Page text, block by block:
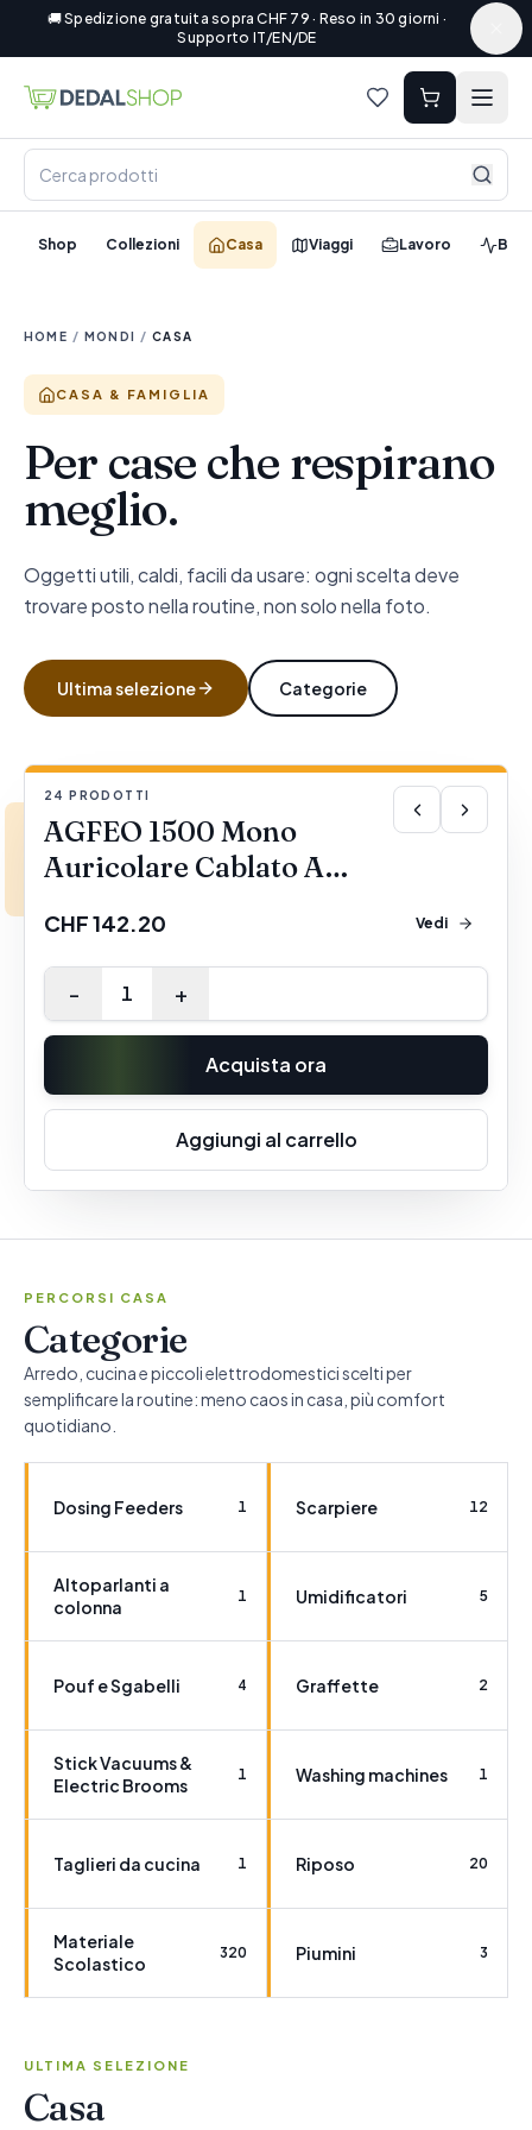
🚚 Spedizione gratuita sopra CHF 79 · Reso in 30 giorni ·
Supporto IT/EN/DE
Shop Collezioni Casa Viaggi Lavoro
HOME / MONDI / CASA
CASA & FAMIGLIA
Per case che respirano
meglio.
Oggetti utili, caldi, facili da usare: ogni scelta deve
trovare posto nella routine, non solo nella foto.
Ultima selezione Categorie
IN EVIDENZA
24 PRODOTTI
AGFEO 1500 Mono
Auricolare Cablato A
(AGFEO Headset 1500
Mono - headset)
CHF 142.20 Vedi
- 1 +
Acquista ora
Aggiungi al carrello
PERCORSI CASA
Categorie
Arredo, cucina e piccoli elettrodomestici scelti per
semplificare la routine: meno caos in casa, più comfort
quotidiano.
Dosing Feeders 1 Scarpiere 12
Altoparlanti a
colonna
1 Umidificatori 5
Pouf e Sgabelli 4 Graffette 2
Stick Vacuums &
Electric Brooms
1 Washing machines 1
Taglieri da cucina 1 Riposo 20
Materiale
Scolastico
320 Piumini 3
ULTIMA SELEZIONE
Casa